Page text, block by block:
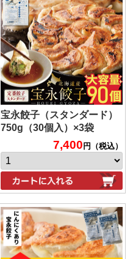
宝永餃子（スタンダード）
750g（30個入）×3袋
7,400 円（税込）